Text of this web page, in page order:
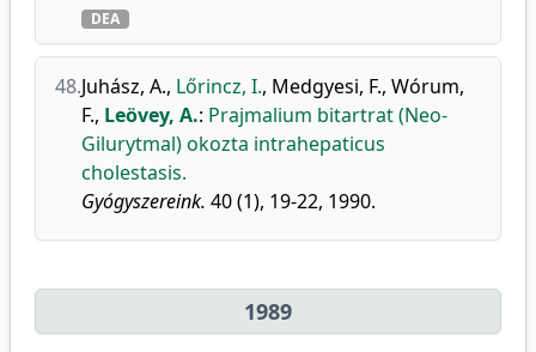
DEA
48.Juhász, A., Lőrincz, I., Medgyesi, F., Wórum,
F., Leövey, A.: Prajmalium bitartrat (Neo-
Gilurytmal) okozta intrahepaticus
cholestasis.
Gyógyszereink. 40 (1), 19-22, 1990.
1989